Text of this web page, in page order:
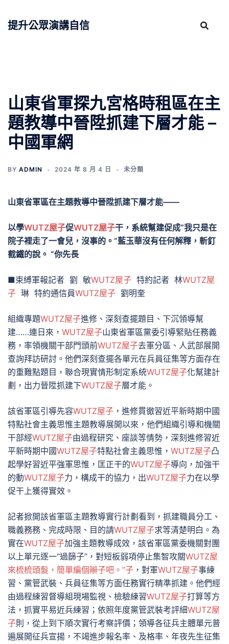
提升公眾演講自信
山東省軍探九宮格時租區在主
題教導中晉陞抓建下層才能 –
中國軍網
BY ADMIN 2024 年 8 月 4 日 未分類
山東省軍區在主題教導中晉陞抓建下層才能——
以學WUTZ屋子促WUTZ屋子干，系統幫建促成“我只是在
院子裡走了一會兒，沒事的。”藍玉華沒有任何解釋，斬釘
截鐵的說。 “你先長
■束縛軍報記者 劉 敏WUTZ屋子 特約記者 林WUTZ屋
子 琳 特約通信員WUTZ屋子 劉明奎
組織專題WUTZ屋子進修、深刻查擺題目、下沉領導幫
建……連日來， WUTZ屋子山東省軍區黨委引導緊貼任務義
務，率領機關干部門頭前WUTZ屋子去軍分區、人武部展開
查詢拜訪研討。他們深刻查擺各單元在兵員征集等方面存在
的重難點題目，聯合現實情形制定系統WUTZ屋子化幫建計
劃，出力晉陞抓建下WUTZ屋子層才能。
該省軍區引導先容WUTZ屋子 ，進修貫徹習近平新時期中國
特點社會主義思惟主題教導展開以來，他們組織引導和機關
干部經WUTZ屋子由過程研究、座談等情勢，深刻進修習近
平新時期中國WUTZ屋子特點社會主義思惟， WUTZ屋子凸
起學好習近平強軍思惟，匡正干的WUTZ屋子導向，加強干
的動WUTZ屋子力，構成干的協力，出WUTZ屋子力在以學
促干上獲得實效。
記者掀開該省軍區主題教導實行計劃看到，抓建職員分工、
職義務務、完成時限、目的請WUTZ屋子求等清楚明白。為
實在WUTZ屋子加強主題教導成效，該省軍區黨委機關對團
以上單元逐一“過篩子”，對短板弱項停止集智攻關WUTZ屋
來梳梳頭髮，簡單編個辮子吧。”子 ，對軍WUTZ屋子事練
習、黨管武裝、兵員征集等方面任務實行精準抓建。他們經
由過程練習督導組現場監視、檢驗練習WUTZ屋子打算等方
法，抓實平易近兵練習；依照年度黨管武裝考評細WUTZ屋
子則，從上到下順次實行考察評價；領導各征兵主體單元普
遍展開征兵宣揚，不竭進步報名率、及格率、年夜先生征集